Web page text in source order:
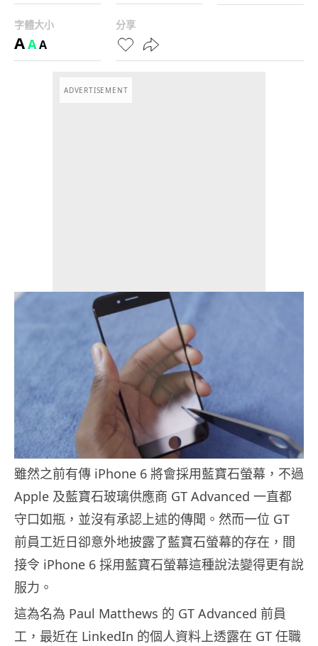
字體大小
AAA
分享
ADVERTISEMENT
雖然之前有傳 iPhone 6 將會採用藍寶石螢幕，不過
Apple 及藍寶石玻璃供應商 GT Advanced 一直都
守口如瓶，並沒有承認上述的傳聞。然而一位 GT
前員工近日卻意外地披露了藍寶石螢幕的存在，間
接令 iPhone 6 採用藍寶石螢幕這種說法變得更有說
服力。
這為名為 Paul Matthews 的 GT Advanced 前員
工，最近在 LinkedIn 的個人資料上透露在 GT 任職